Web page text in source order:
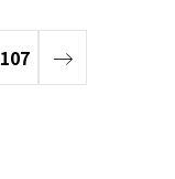
107